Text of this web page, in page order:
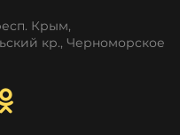
Крым,
кр., Черноморское